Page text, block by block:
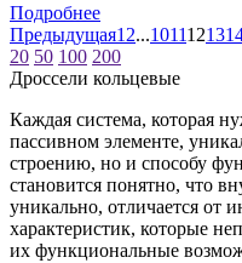
Подробнее
Предыдущая1 2...10111213
20 50 100 200
Дроссели кольцевые
Каждая система, которая
пассивном элементе,
строению, но и способу
становится понятно, что
уникально, отличается от
характеристик, которые
их функциональные